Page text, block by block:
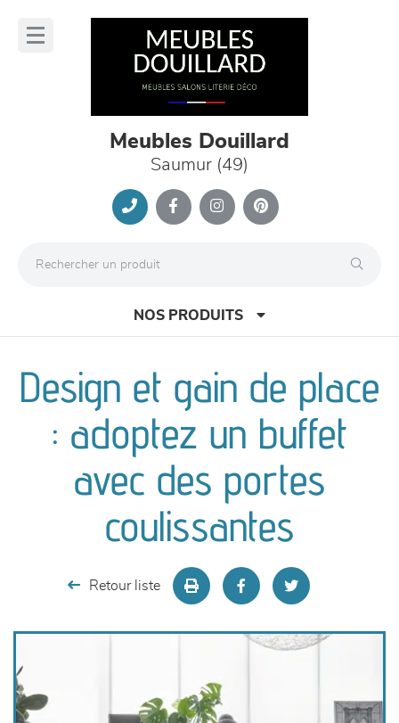
Meubles Douillard
Saumur (49)
NOS PRODUITS
canapés et fauteuils
séjours
Design et gain de place
: adoptez un buffet
avec des portes
coulissantes
Retour liste